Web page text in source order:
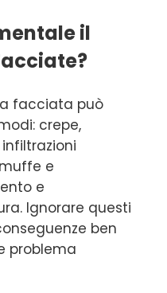
il
facciata può
crepe,
e
e
Ignorare questi
ben
problema